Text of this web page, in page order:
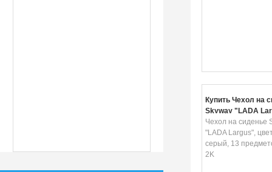
Купить Чехол на
Skyway "LADA
темно-серый, 13
V015/5-2K
Чехол на сиденье
"LADA Largus",
серый, 13
2K